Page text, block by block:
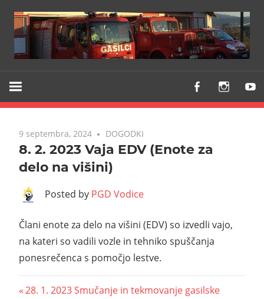
VODICE
vami
že
1903
9 septembra, 2024 DOGODKI
8. 2. 2023 Vaja EDV (Enote za
delo na višini)
Posted by PGD Vodice
Člani enote za delo na višini (EDV) so izvedli vajo,
na kateri so vadili vozle in tehniko spuščanja
ponesrečenca s pomočjo lestve.
28. 1. 2023 Smučanje in tekmovanje gasilske